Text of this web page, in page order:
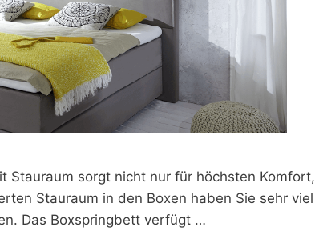
Stauraum sorgt nicht nur für höchsten Komfort,
Stauraum in den Boxen haben Sie sehr viel
Das Boxspringbett verfügt …